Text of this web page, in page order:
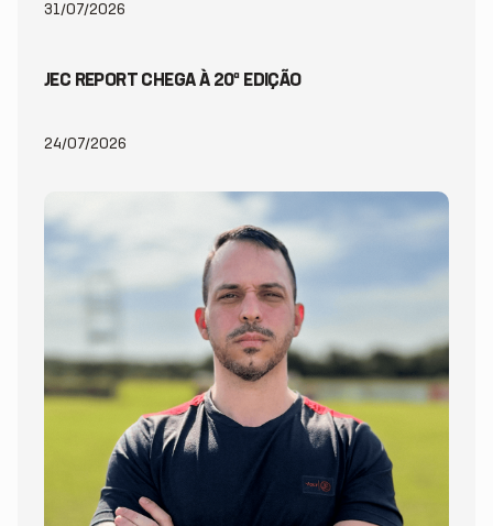
31/07/2026
JEC REPORT CHEGA À 20ª EDIÇÃO
24/07/2026